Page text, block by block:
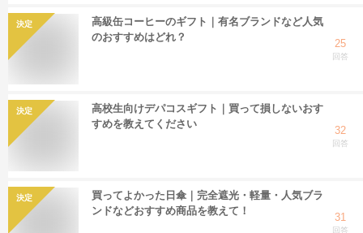
決定
高級缶コーヒーのギフト｜有名ブランドなど人気
のおすすめはどれ？
25
回答
決定
高校生向けデパコスギフト｜買って損しないおす
すめを教えてください
32
回答
決定
買ってよかった日傘｜完全遮光・軽量・人気ブラ
ンドなどおすすめ商品を教えて！
31
回答